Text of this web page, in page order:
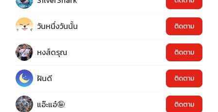
วันหนึ่งวันนั้น ติดตาม
หงส์ดรุณ ติดตาม
ฝันดี ติดตาม
แอ๊ะแอ๋🤪 ติดตาม